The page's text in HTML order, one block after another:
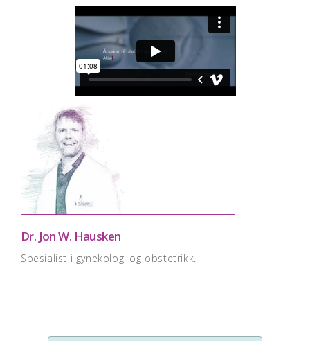
Dr. Jon W. Hausken
Spesialist i gynekologi og obstetrikk.